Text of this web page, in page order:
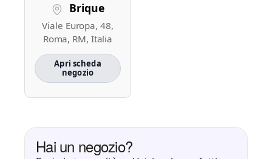
Brique
Viale Europa, 48,
Roma, RM, Italia
Apri scheda
negozio
Hai un negozio?